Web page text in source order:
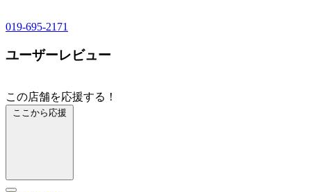
019-695-2171
ユーザーレビュー
この店舗を応援する！
ここから応援